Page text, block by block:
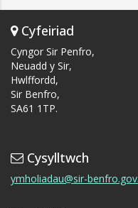
Cyfeiriad
Cyngor Sir Penfro,
Neuadd y Sir,
Hwlffordd,
Sir Benfro,
SA61 1TP.
Cysylltwch
ymholiadau@sir-